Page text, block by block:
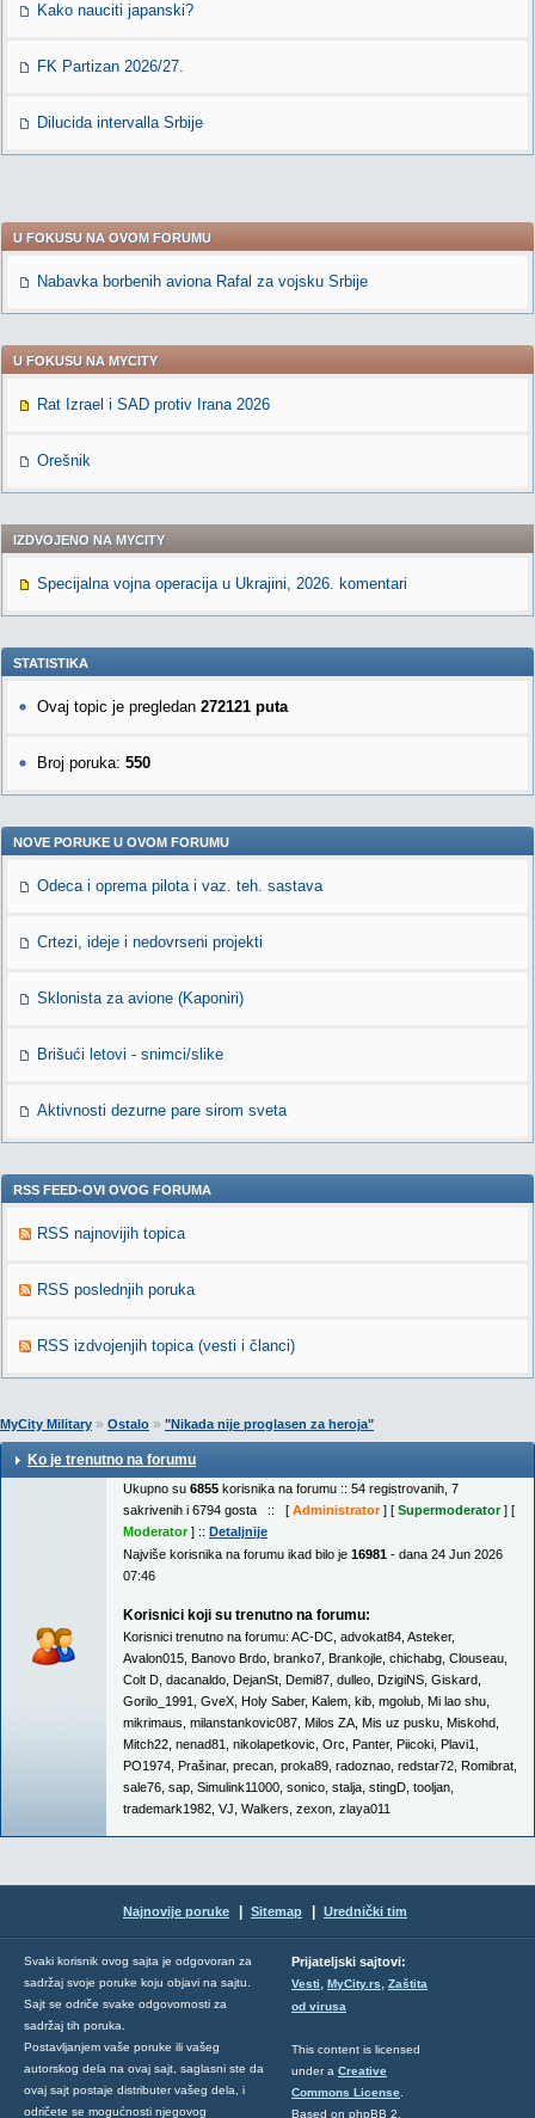
Kako nauciti japanski?
FK Partizan 2026/27.
Dilucida intervalla Srbije
U FOKUSU NA OVOM FORUMU
Nabavka borbenih aviona Rafal za vojsku Srbije
U FOKUSU NA MYCITY
Rat Izrael i SAD protiv Irana 2026
Orešnik
IZDVOJENO NA MYCITY
Specijalna vojna operacija u Ukrajini, 2026. komentari
STATISTIKA
Ovaj topic je pregledan 272121 puta
Broj poruka: 550
NOVE PORUKE U OVOM FORUMU
Odeca i oprema pilota i vaz. teh. sastava
Crtezi, ideje i nedovrseni projekti
Sklonista za avione (Kaponiri)
Brišući letovi - snimci/slike
Aktivnosti dezurne pare sirom sveta
RSS FEED-OVI OVOG FORUMA
RSS najnovijih topica
RSS poslednjih poruka
RSS izdvojenjih topica (vesti i članci)
MyCity Military » Ostalo » "Nikada nije proglasen za heroja"
Ko je trenutno na forumu
Ukupno su 6855 korisnika na forumu :: 54 registrovanih, 7
sakrivenih i 6794 gosta :: [ Administrator] [ Supermoderator] [
Moderator] :: Detaljnije
Najviše korisnika na forumu ikad bilo je 16981 - dana 24 Jun 2026
07:46
Korisnici koji su trenutno na forumu:
Korisnici trenutno na forumu: AC-DC advokat84 Asteker,
Avalon015 Banovo Brdo branko7 Brankojle chichabg Clouseau
Colt D dacanaldo DejanSt Demi87 dulleo DzigiNS Giskard
Gorilo_1991
GveX Holy Saber, Kalem kib mgolub Mi lao shu
mikrimaus milanstankovic087 Milos ZA Mis uz pusku Miskohd
Mitch22 nenad81 nikolapetkovic Orc Panter, Piicoki Plavi1
PO1974 Prašinar, precan proka89 radoznao redstar72 Romibrat
sale76 sap Simulink11000 sonico stalja stingD tooljan
trademark1982 VJ Walkers zexon zlaya011
Najnovije poruke Sitemap Urednički tim
Svaki korisnik ovog sajta je odgovoran za
sadržaj svoje poruke koju objavi na sajtu.
Sajt se odriče svake odgovornosti za
sadržaj tih poruka.
Postavljanjem vaše poruke ili vašeg
autorskog dela na ovaj sajt, saglasni ste da
ovaj sajt postaje distributer vašeg dela, i
odričete se mogućnosti njegovog
Prijateljski sajtovi:
Vesti, MyCity.rs, Zaštita
od virusa
This content is licensed
under a Creative
Commons License
Based on phpBB 2,